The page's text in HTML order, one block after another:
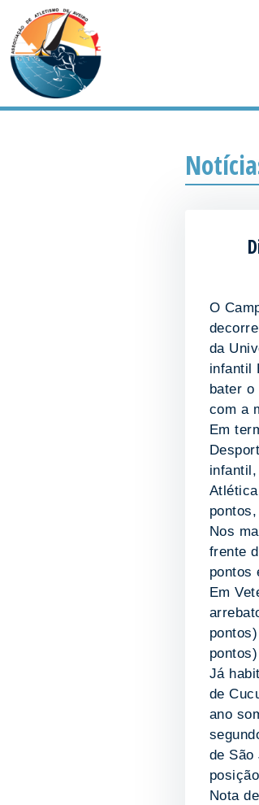
O
da
infantil
bater
com a
Em
Nos
frente
pontos
Em
Já
de
ano
de São
Nota